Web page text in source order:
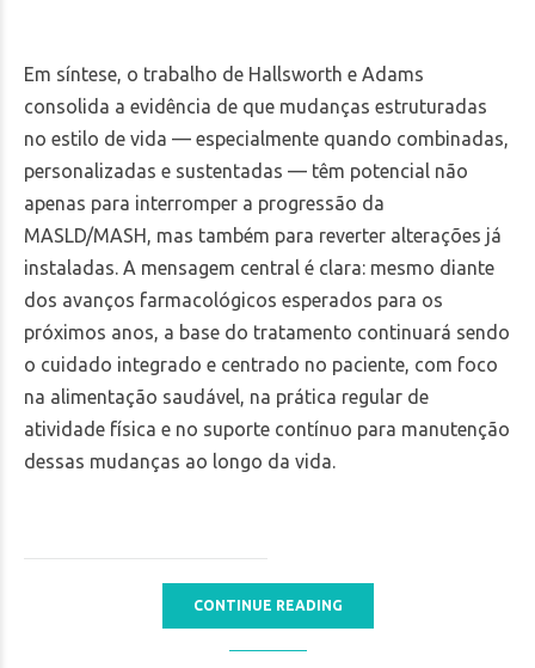
Em síntese, o trabalho de Hallsworth e Adams
consolida a evidência de que mudanças estruturadas
no estilo de vida — especialmente quando combinadas,
personalizadas e sustentadas — têm potencial não
apenas para interromper a progressão da
MASLD/MASH, mas também para reverter alterações já
instaladas. A mensagem central é clara: mesmo diante
dos avanços farmacológicos esperados para os
próximos anos, a base do tratamento continuará sendo
o cuidado integrado e centrado no paciente, com foco
na alimentação saudável, na prática regular de
atividade física e no suporte contínuo para manutenção
dessas mudanças ao longo da vida.
CONTINUE READING